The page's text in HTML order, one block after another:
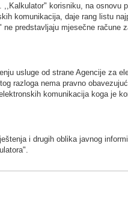
korisniku, na osnovu
komunikacija, daje rang listu
predstavljaju mjesečne račune
usluge od strane Agencije za
razloga nema pravno
komunikacija koga je
i drugih oblika javnog